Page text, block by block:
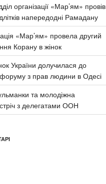
організації «Мар’ям» провів
напередодні Рамадану
«Мар’ям» провела другий
Корану в жінок
України долучилася до
форуму з прав людини в Одесі
та молодіжна
з делегатами ООН